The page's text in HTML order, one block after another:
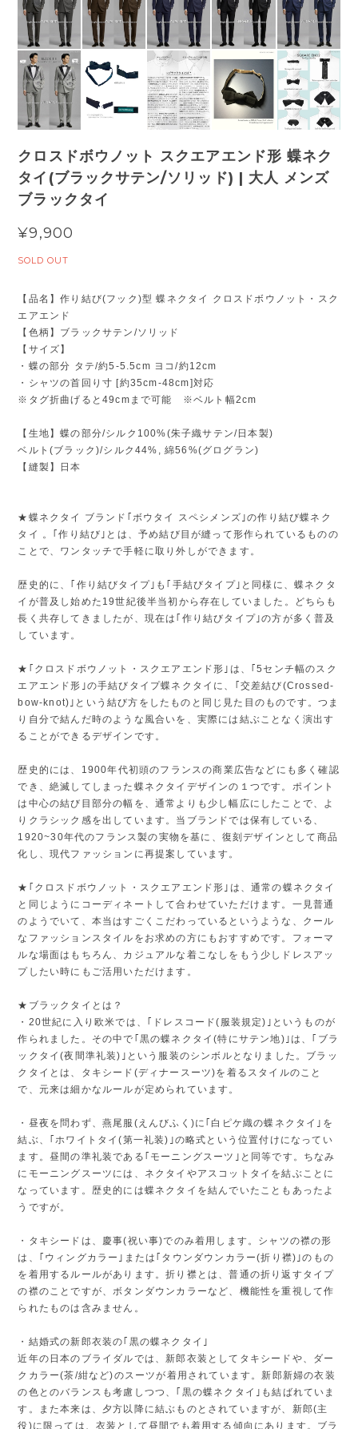
クロスドボウノット スクエアエンド形 蝶ネク
タイ(ブラックサテン/ソリッド) | 大人 メンズ
ブラックタイ
¥9,900
SOLD OUT
【品名】作り結び(フック)型 蝶ネクタイ クロスドボウノット・スク
エアエンド
【色柄】ブラックサテン/ソリッド
【サイズ】
・蝶の部分 タテ/約5-5.5cm ヨコ/約12cm
・シャツの首回り寸 [約35cm-48cm]対応
※タグ折曲げると49cmまで可能 ※ベルト幅2cm
【生地】蝶の部分/シルク100%(朱子織サテン/日本製)
ベルト(ブラック)/シルク44%, 綿56%(グログラン)
【縫製】日本
★蝶ネクタイ ブランド｢ボウタイ スペシメンズ｣の作り結び蝶ネク
タイ 。｢作り結び｣とは、予め結び目が縫って形作られているものの
ことで、ワンタッチで手軽に取り外しができます。
歴史的に、｢作り結びタイプ｣も｢手結びタイプ｣と同様に、蝶ネクタ
イが普及し始めた19世紀後半当初から存在していました。どちらも
長く共存してきましたが、現在は｢作り結びタイプ｣の方が多く普及
しています。
★｢クロスドボウノット・スクエアエンド形｣は、｢5センチ幅のスク
エアエンド形｣の手結びタイプ蝶ネクタイに、｢交差結び(Crossed-
bow-knot)｣という結び方をしたものと同じ見た目のものです。つま
り自分で結んだ時のような風合いを、実際には結ぶことなく演出す
ることができるデザインです。
歴史的には、1900年代初頭のフランスの商業広告などにも多く確認
でき、絶滅してしまった蝶ネクタイデザインの１つです。ポイント
は中心の結び目部分の幅を、通常よりも少し幅広にしたことで、よ
りクラシック感を出しています。当ブランドでは保有している、
1920~30年代のフランス製の実物を基に、復刻デザインとして商品
化し、現代ファッションに再提案しています。
★｢クロスドボウノット・スクエアエンド形｣は、通常の蝶ネクタイ
と同じようにコーディネートして合わせていただけます。一見普通
のようでいて、本当はすごくこだわっているというような、クール
なファッションスタイルをお求めの方にもおすすめです。フォーマ
ルな場面はもちろん、カジュアルな着こなしをもう少しドレスアッ
プしたい時にもご活用いただけます。
★ブラックタイとは？
・20世紀に入り欧米では、｢ドレスコード(服装規定)｣というものが
作られました。その中で｢黒の蝶ネクタイ(特にサテン地)｣は、｢ブラ
ックタイ(夜間準礼装)｣という服装のシンボルとなりました。ブラッ
クタイとは、タキシード(ディナースーツ)を着るスタイルのこと
で、元来は細かなルールが定められています。
・昼夜を問わず、燕尾服(えんびふく)に｢白ピケ織の蝶ネクタイ｣を
結ぶ、｢ホワイトタイ(第一礼装)｣の略式という位置付けになってい
ます。昼間の準礼装である｢モーニングスーツ｣と同等です。ちなみ
にモーニングスーツには、ネクタイやアスコットタイを結ぶことに
なっています。歴史的には蝶ネクタイを結んでいたこともあったよ
うですが。
・タキシードは、慶事(祝い事)でのみ着用します。シャツの襟の形
は、｢ウィングカラー｣または｢タウンダウンカラー(折り襟)｣のもの
を着用するルールがあります。折り襟とは、普通の折り返すタイプ
の襟のことですが、ボタンダウンカラーなど、機能性を重視して作
られたものは含みません。
・結婚式の新郎衣装の｢黒の蝶ネクタイ｣
近年の日本のブライダルでは、新郎衣装としてタキシードや、ダー
クカラー(茶/紺など)のスーツが着用されています。新郎新婦の衣装
の色とのバランスも考慮しつつ、｢黒の蝶ネクタイ｣も結ばれていま
す。また本来は、夕方以降に結ぶものとされていますが、新郎(主
役)に限っては、衣装として昼間でも着用する傾向にあります。ブラ